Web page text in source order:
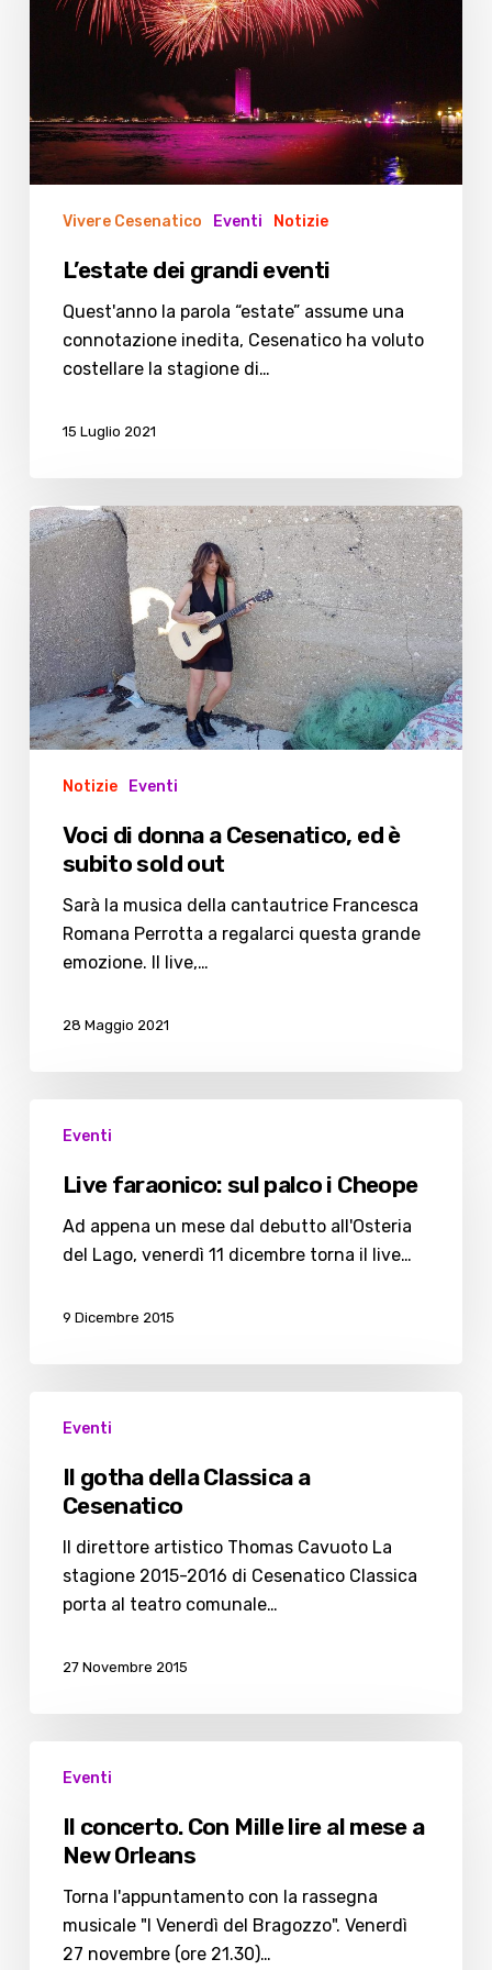
Vivere Cesenatico Eventi Notizie
L’estate dei grandi eventi
Quest'anno la parola “estate” assume una
connotazione inedita, Cesenatico ha voluto
costellare la stagione di…
15 Luglio 2021
Voci
di
donna
a
Cesenatico,
ed
è
subito
sold
Notizie Eventi
Voci di donna a Cesenatico, ed è
subito sold out
Sarà la musica della cantautrice Francesca
Romana Perrotta a regalarci questa grande
emozione. Il live,…
28 Maggio 2021
faraonico:
palco
Cheope
Eventi
Live faraonico: sul palco i Cheope
Ad appena un mese dal debutto all'Osteria
del Lago, venerdì 11 dicembre torna il live…
9 Dicembre 2015
gotha
Classica
Cesenatico
Eventi
Il gotha della Classica a
Cesenatico
Il direttore artistico Thomas Cavuoto La
stagione 2015-2016 di Cesenatico Classica
porta al teatro comunale…
27 Novembre 2015
concerto.
mese
Eventi
Il concerto. Con Mille lire al mese a
New Orleans
Torna l'appuntamento con la rassegna
musicale "I Venerdì del Bragozzo". Venerdì
27 novembre (ore 21.30)…